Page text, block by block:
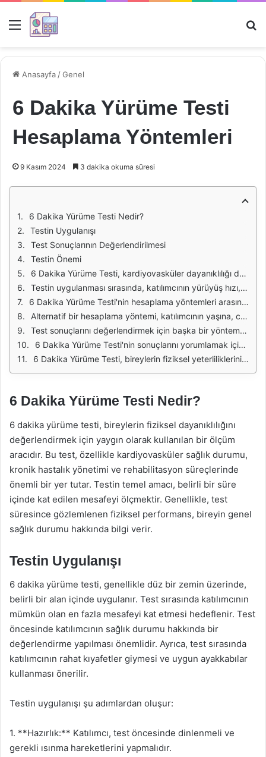
Menü
Anasayfa /Genel
6 Dakika Yürüme Testi
Hesaplama Yöntemleri
9 Kasım 2024 3 dakika okuma süresi
6 Dakika Yürüme Testi Nedir?
Testin Uygulanışı
Test Sonuçlarının Değerlendirilmesi
Testin Önemi
6 Dakika Yürüme Testi, kardiyovasküler dayanıklılığı değerlendirmek için yaygın olarak kullanılan bir ölçüttür. Bu test, belirli bir süre içinde ne kadar mesafe kat edebileceğinizi belirler ve genellikle fiziksel aktivite düzeyini değerlendirmek için kullanılır. Testin sonuçları, bireylerin sağlık durumlarını, fiziksel kapasite seviyelerini ve rehabilitasyon süreçlerini izlemek için önemlidir.
Testin uygulanması sırasında, katılımcının yürüyüş hızı, dayanıklılık ve genel sağlık durumu gibi faktörler göz önünde bulundurulur. 6 dakika boyunca yürüyen bireylerin katettikleri mesafe, bu testin temel çıktısıdır. Bu mesafe, bireyin fiziksel yeterliliği hakkında önemli bilgiler sunar. Ayrıca, bu testin uygulanması oldukça basit ve maliyet etkin bir yöntemdir, bu nedenle birçok sağlık kuruluşu tarafından tercih edilmektedir.
6 Dakika Yürüme Testi'nin hesaplama yöntemleri arasında en yaygın olanı, kat edilen mesafenin doğrudan ölçülmesidir. Bu yöntem, katılımcının belirli bir alan içinde yürüyerek ne kadar mesafe kat ettiğini belirler. Testin sonunda, katılımcının yürüdüğü toplam mesafe kaydedilir ve bu değer, değerlendirme için kullanılır. Bu basit hesaplama, sonuçların hızlı bir şekilde elde edilmesine olanak tanır.
Alternatif bir hesaplama yöntemi, katılımcının yaşına, cinsiyetine ve mevcut fiziksel durumuna dayanan hesaplamalardır. Bu tür hesaplama yöntemleri, istatistiksel veriler kullanarak bireylerin beklenen performanslarını belirlemeye çalışır. Bu yöntem, özellikle yaşlı bireyler veya belirli sağlık sorunları olan kişiler için daha uygun olabilir, çünkü bireysel farklılıkları göz önünde bulundurur.
Test sonuçlarını değerlendirmek için başka bir yöntem ise, katılımcının kalp atış hızı ve oksijen tüketimi gibi fiziksel parametrelerin izlenmesidir. Kalp atış hızı, test sırasında fiziksel aktiviteye yanıt olarak artar ve bu değişiklikler, testin sonunda kaydedilir. Oksijen tüketimi ise, bireyin dayanıklılık seviyesini daha iyi anlamak için değerlendirilir. Bu veriler, bireyin fiziksel durumunu daha kapsamlı bir şekilde analiz etmeye yardımcı olur.
6 Dakika Yürüme Testi'nin sonuçlarını yorumlamak için standart referans değerleri de kullanılabilir. Bu referans değerleri, yaşa ve cinsiyete göre belirlenmiş olup, katılımcının test sonuçlarının normal aralıkta olup olmadığını değerlendirmeye yardımcı olur. Bireylerin sonuçları, bu referans değerleri ile karşılaştırılarak, sağlık durumları hakkında daha fazla bilgi edinilebilir.
6 Dakika Yürüme Testi, bireylerin fiziksel yeterliliklerini değerlendirmek için etkili bir araçtır. Farklı hesaplama yöntemleri, testin sonuçlarının daha iyi anlaşılmasına ve bireylerin sağlık durumlarının izlenmesine olanak tanır. Bu yöntemler, sağlık profesyonelleri ve araştırmacılar için önemli bir referans kaynağıdır.
6 Dakika Yürüme Testi Nedir?
6 dakika yürüme testi, bireylerin fiziksel dayanıklılığını
değerlendirmek için yaygın olarak kullanılan bir ölçüm
aracıdır. Bu test, özellikle kardiyovasküler sağlık durumu,
kronik hastalık yönetimi ve rehabilitasyon süreçlerinde
önemli bir yer tutar. Testin temel amacı, belirli bir süre
içinde kat edilen mesafeyi ölçmektir. Genellikle, test
süresince gözlemlenen fiziksel performans, bireyin genel
sağlık durumu hakkında bilgi verir.
Testin Uygulanışı
6 dakika yürüme testi, genellikle düz bir zemin üzerinde,
belirli bir alan içinde uygulanır. Test sırasında katılımcının
mümkün olan en fazla mesafeyi kat etmesi hedeflenir. Test
öncesinde katılımcının sağlık durumu hakkında bir
değerlendirme yapılması önemlidir. Ayrıca, test sırasında
katılımcının rahat kıyafetler giymesi ve uygun ayakkabılar
kullanması önerilir.
Testin uygulanışı şu adımlardan oluşur:
1. **Hazırlık:** Katılımcı, test öncesinde dinlenmeli ve
gerekli ısınma hareketlerini yapmalıdır.